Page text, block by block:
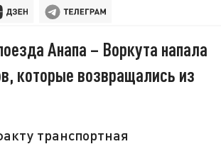
Анапа – Воркута напала
которые возвращались из
транспортная